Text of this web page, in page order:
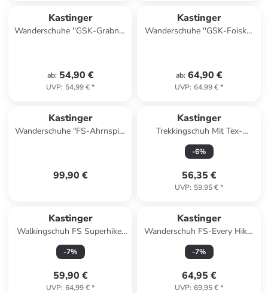
Kastinger
Wanderschuhe ''GSK-Grabner
ab: 54,90 €
UVP: 54,99 €*
Kastinger
Wanderschuhe ''GSK-Foiskar
ab: 64,90 €
UVP: 64,99 €*
Kastinger
Wanderschuhe "FS-Ahrnspitz
99,90 €
Kastinger
Trekkingschuh Mit Tex-
Membran in lila
-6%
56,35 €
UVP: 59,95 €*
Kastinger
Walkingschuh FS Superhiker
L in Grün
-7%
59,90 €
UVP: 64,99 €*
Kastinger
Wanderschuh FS-Every Hiker
L in Schwarz
-7%
64,95 €
UVP: 69,95 €*